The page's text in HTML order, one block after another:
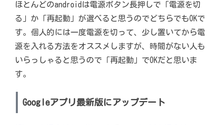
ほとんどのandroidは電源ボタン長押しで「電源を切
る」か「再起動」が選べると思うのでどちらでもOKで
す。個人的には一度電源を切って、少し置いてから電
源を入れる方法をオススメしますが、時間がない人も
いらっしゃると思うので「再起動」でOKだと思いま
す。
Googleアプリ最新版にアップデート